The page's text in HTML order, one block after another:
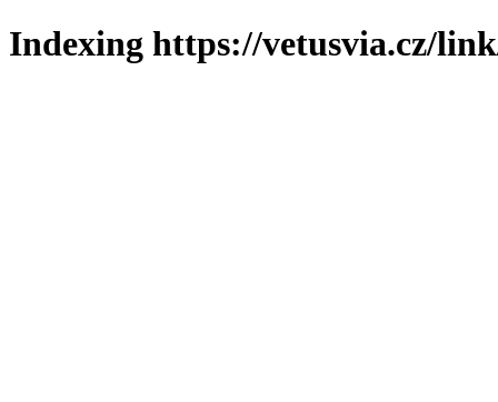
Indexing https://vetusvia.cz/